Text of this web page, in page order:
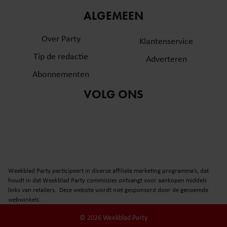
partners voor social media, adverteren en analyse. Deze
informatie die u aan ze heeft verstrekt of die ze hebben
verzameld op basis van uw gebruik van hun services. U
gebruiken.
ALGEMEEN
Over Party
Tip de redactie
Abonnementen
Klantenservice
Adverteren
VOLG ONS
Weekblad Party participeert in diverse affiliate marketing programma’s, dat
houdt in dat Weekblad Party commissies ontvangt voor aankopen middels
links van retailers. Deze website wordt niet gesponsord door de genoemde
webwinkels.
© 2026 Weekblad Party